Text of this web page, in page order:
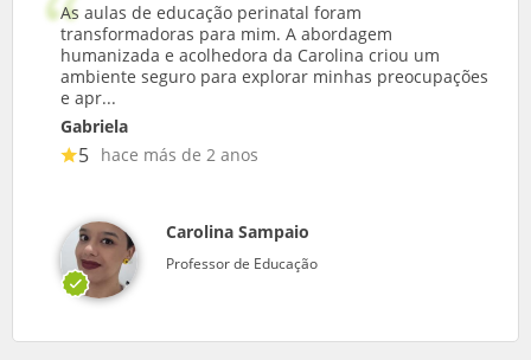
As aulas de educação perinatal foram
transformadoras para mim. A abordagem
humanizada e acolhedora da Carolina criou um
ambiente seguro para explorar minhas preocupações
e apr...
Gabriela
5 hace más de 2 anos
Carolina Sampaio
Professor de Educação